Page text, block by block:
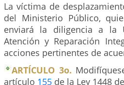
La víctima de
del Ministerio Público,
enviará la diligencia a la
Atención y Reparación
acciones pertinentes de
ARTÍCULO 3o.
artículo 155 de la Ley 1448